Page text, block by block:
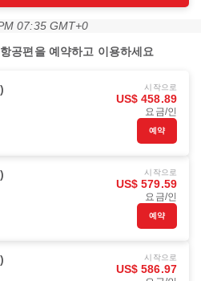
07:35 GMT+0
공편을 예약하고 이용하세요
시작으로
US$ 458.89
요금/인
예약
시작으로
US$ 579.59
요금/인
예약
시작으로
US$ 586.97